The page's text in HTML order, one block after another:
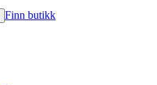
Finn butikk